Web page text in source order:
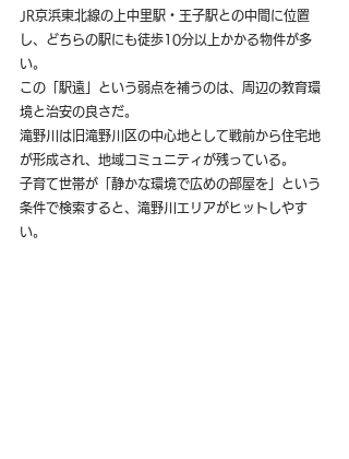
JR京浜東北線の上中里駅・王子駅との中間に位置
し、どちらの駅にも徒歩10分以上かかる物件が多
い。
この「駅遠」という弱点を補うのは、周辺の教育環
境と治安の良さだ。
滝野川は旧滝野川区の中心地として戦前から住宅地
が形成され、地域コミュニティが残っている。
子育て世帯が「静かな環境で広めの部屋を」という
条件で検索すると、滝野川エリアがヒットしやす
い。